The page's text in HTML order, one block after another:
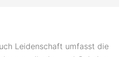
Leidenschaft umfasst die